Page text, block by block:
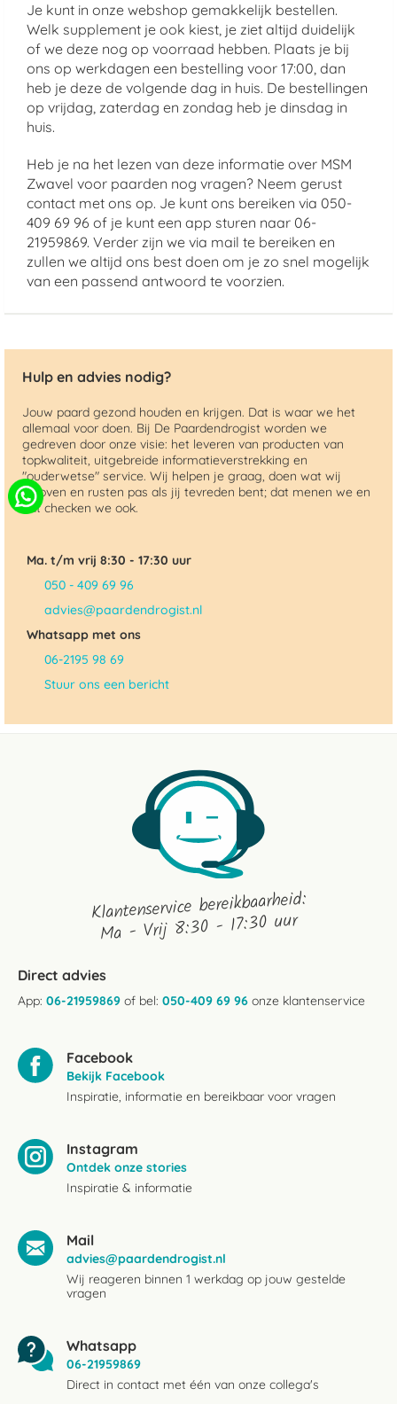
Je kunt in onze webshop gemakkelijk bestellen.
Welk supplement je ook kiest, je ziet altijd duidelijk
of we deze nog op voorraad hebben. Plaats je bij
ons op werkdagen een bestelling voor 17:00, dan
heb je deze de volgende dag in huis. De bestellingen
op vrijdag, zaterdag en zondag heb je dinsdag in
huis.
Heb je na het lezen van deze informatie over MSM
Zwavel voor paarden nog vragen? Neem gerust
contact met ons op. Je kunt ons bereiken via 050-
409 69 96 of je kunt een app sturen naar 06-
21959869. Verder zijn we via mail te bereiken en
zullen we altijd ons best doen om je zo snel mogelijk
van een passend antwoord te voorzien.
Hulp en advies nodig?
Jouw paard gezond houden en krijgen. Dat is waar we het
allemaal voor doen. Bij De Paardendrogist worden we
gedreven door onze visie: het leveren van producten van
topkwaliteit, uitgebreide informatieverstrekking en
"ouderwetse" service. Wij helpen je graag, doen wat wij
beloven en rusten pas als jij tevreden bent; dat menen we en
dat checken we ook.
Ma. t/m vrij 8:30 - 17:30 uur
050 - 409 69 96
advies@paardendrogist.nl
Whatsapp met ons
06-2195 98 69
Stuur ons een bericht
Klantenservice bereikbaarheid:
Ma - Vrij 8:30 - 17:30 uur
Direct advies
App: 06-21959869 of bel: 050-409 69 96 onze klantenservice
Facebook
Bekijk Facebook
Inspiratie, informatie en bereikbaar voor vragen
Instagram
Ontdek onze stories
Inspiratie & informatie
Mail
advies@paardendrogist.nl
Wij reageren binnen 1 werkdag op jouw gestelde
vragen
Whatsapp
06-21959869
Direct in contact met één van onze collega's